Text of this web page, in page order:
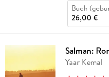
Buch
26,00 €
Salman:
Yaar Kemal